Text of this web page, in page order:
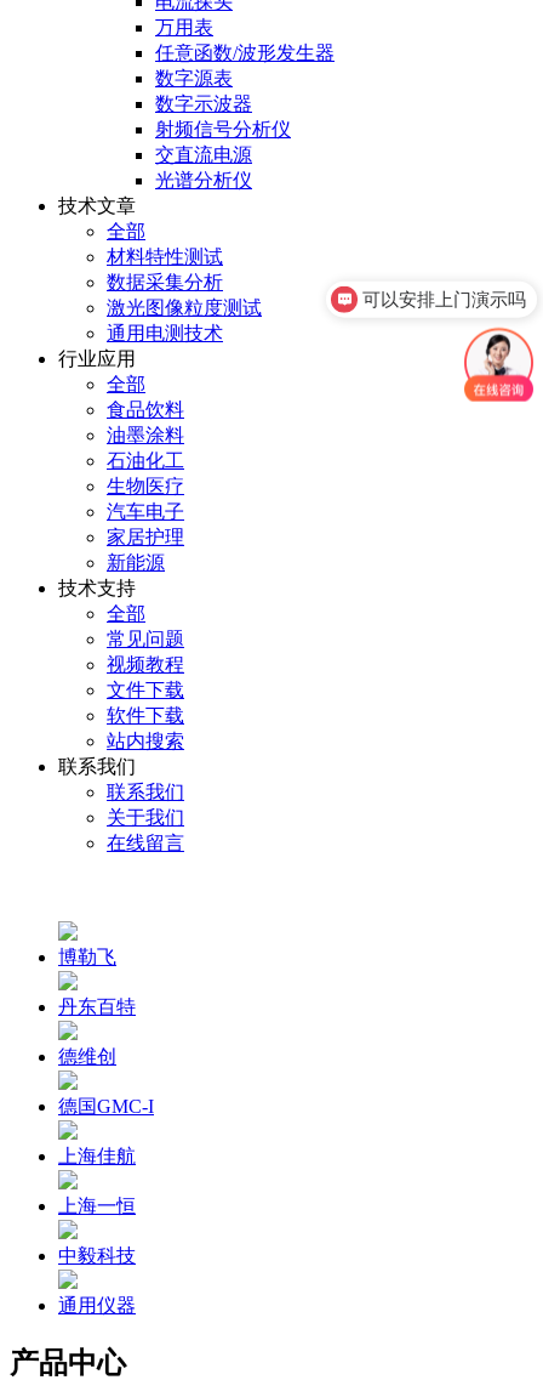
万用表
任意函数/波形发生器
数字源表
数字示波器
射频信号分析仪
交直流电源
光谱分析仪
技术文章
全部
材料特性测试
数据采集分析
激光图像粒度测试
通用电测技术
行业应用
全部
食品饮料
油墨涂料
石油化工
生物医疗
汽车电子
家居护理
新能源
技术支持
全部
常见问题
视频教程
文件下载
软件下载
站内搜索
联系我们
联系我们
关于我们
在线留言
博勒飞
丹东百特
德维创
德国GMC-I
上海佳航
上海一恒
中毅科技
通用仪器
产品中心
你们是官方代理吗